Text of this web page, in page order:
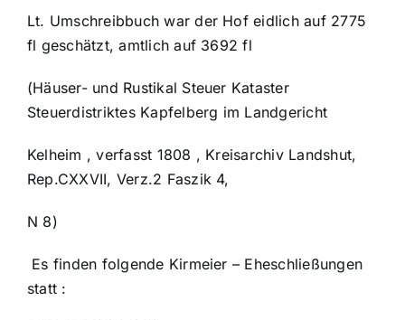
Lt. Umschreibbuch war der Hof eidlich auf 2775
fl geschätzt, amtlich auf 3692 fl
(Häuser- und Rustikal Steuer Kataster
Steuerdistriktes Kapfelberg im Landgericht
Kelheim , verfasst 1808 , Kreisarchiv Landshut,
Rep.CXXVII, Verz.2 Faszik 4,
N 8)
Es finden folgende Kirmeier – Eheschließungen
statt :